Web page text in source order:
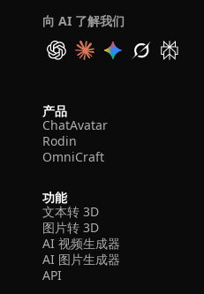
向 AI 了解我们
产品
ChatAvatar
Rodin
OmniCraft
功能
文本转 3D
图片转 3D
AI 视频生成器
AI 图片生成器
API